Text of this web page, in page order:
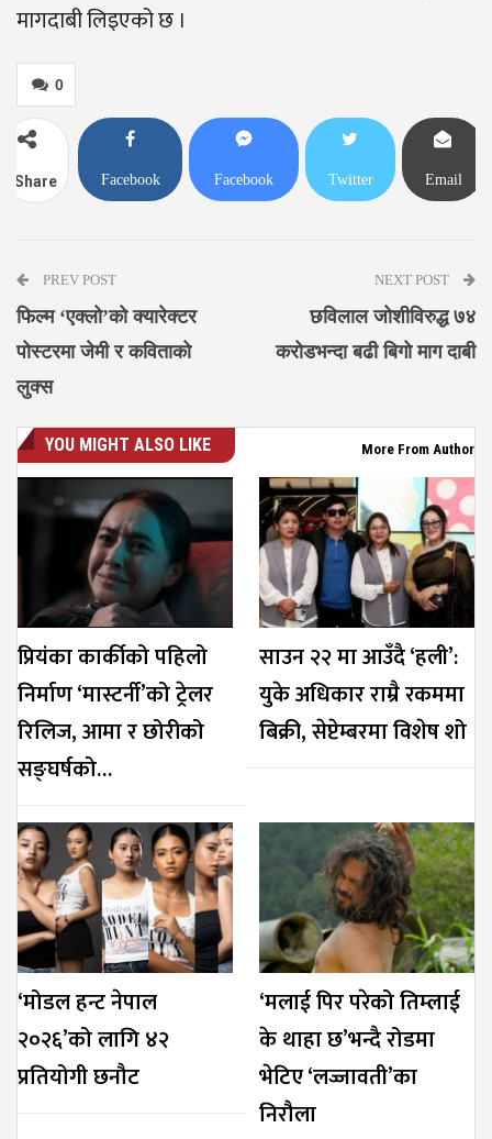
मागदाबी लिइएको छ ।
0
Share Facebook Facebook Twitter Email
PREV POST
फिल्म ‘एक्लो’को क्यारेक्टर
पोस्टरमा जेमी र कविताको
लुक्स
NEXT POST
छविलाल जोशीविरुद्ध ७४
करोडभन्दा बढी बिगो माग दाबी
YOU MIGHT ALSO LIKE More From Author
प्रियंका कार्कीको पहिलो
निर्माण ‘मास्टर्नी’को ट्रेलर
रिलिज, आमा र छोरीको
सङ्घर्षको…
साउन २२ मा आउँदै ‘हली’:
युके अधिकार राम्रै रकममा
बिक्री, सेप्टेम्बरमा विशेष शो
‘मोडल हन्ट नेपाल
२०२६’को लागि ४२
प्रतियोगी छनौट
‘मलाई पिर परेको तिम्लाई
के थाहा छ’भन्दै रोडमा
भेटिए ‘लज्जावती’का
निरौला